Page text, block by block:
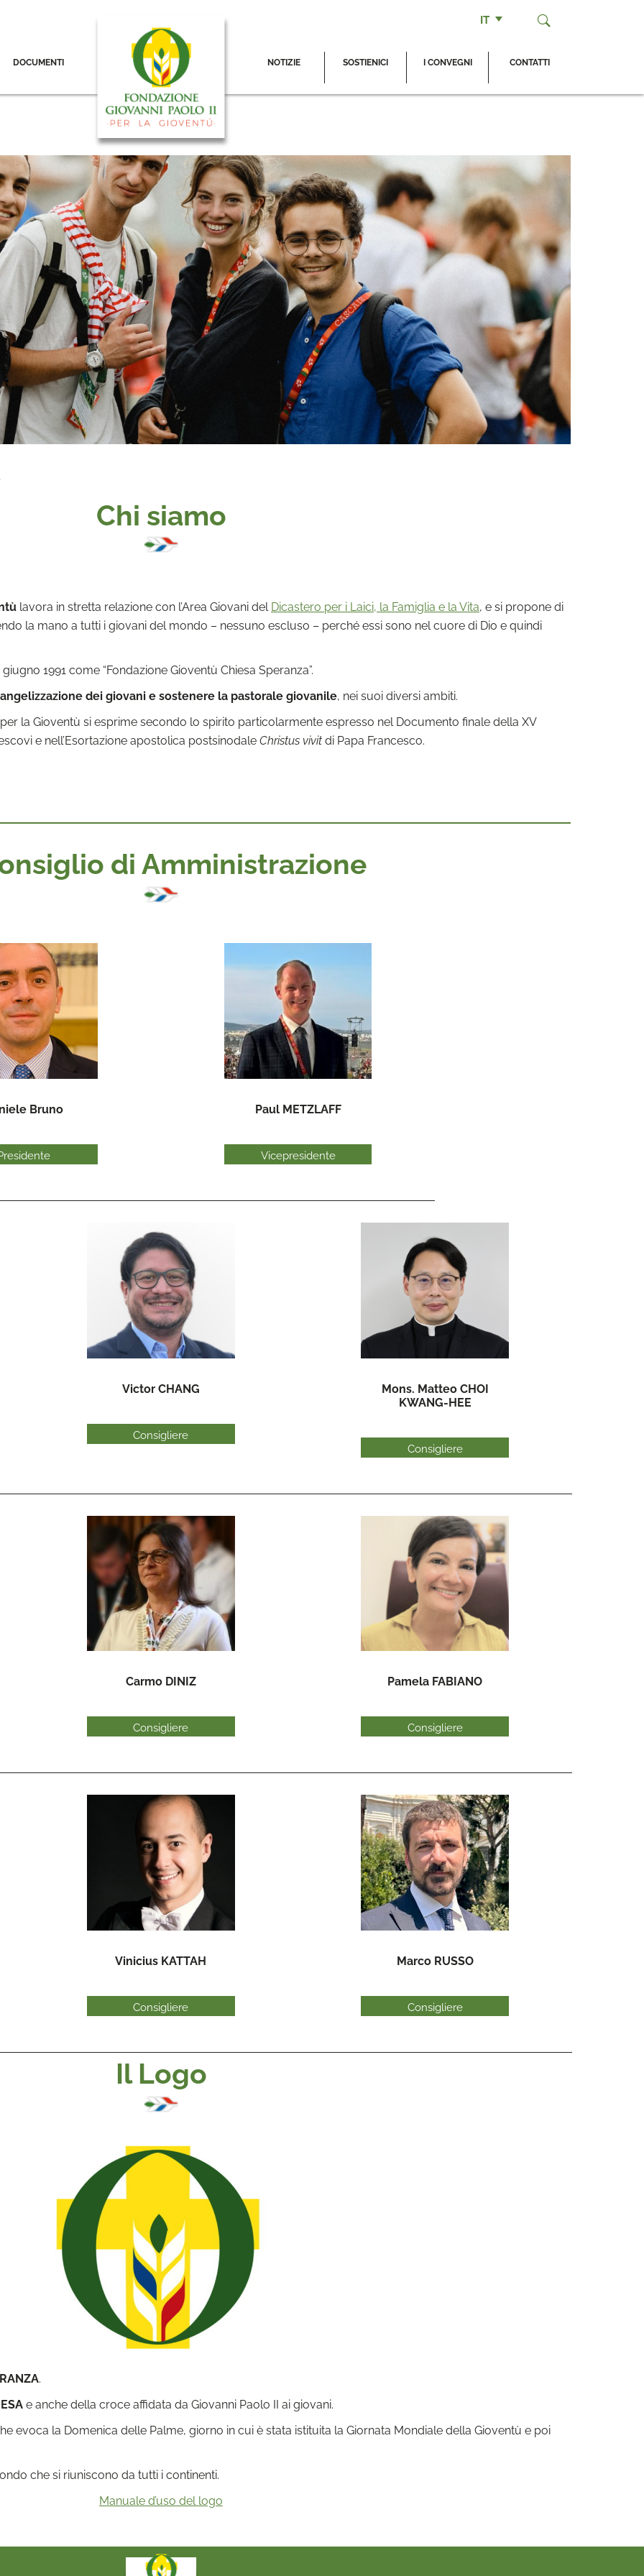
IT
DOCUMENTI NOTIZIE SOSTIENICI I CONVEGNI CONTATTI
Chi siamo
lavora in stretta relazione con l’Area Giovani delDicastero per i Laici, la Famiglia e la Vita, e si propone di
la mano a tutti i giovani del mondo – nessuno escluso – perché essi sono nel cuore di Dio e quindi
1991 come “Fondazione Gioventù Chiesa Speranza”.
dei giovani e sostenere la pastorale giovanile, nei suoi diversi ambiti.
la Gioventù si esprime secondo lo spirito particolarmente espresso nel Documento finale della XV
e nell’Esortazione apostolica postsinodaleChristus vivitdi Papa Francesco.
di Amministrazione
Bruno Paul METZLAFF
Vicepresidente
Victor CHANG
Consigliere
Mons. Matteo CHOI
KWANG-HEE
Consigliere
Carmo DINIZ
Consigliere
Pamela FABIANO
Consigliere
Vinicius KATTAH
Consigliere
Marco RUSSO
Consigliere
Il Logo
.
e anche della croce affidata da Giovanni Paolo II ai giovani.
evoca la Domenica delle Palme, giorno in cui è stata istituita la Giornata Mondiale della Gioventù e poi
che si riuniscono da tutti i continenti.
Manuale d’uso del logo